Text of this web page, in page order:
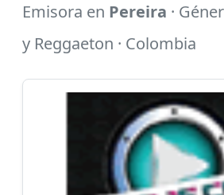
Emisora en Pereira ·
y Reggaeton · Colombia